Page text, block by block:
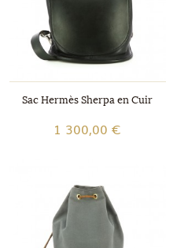
Sac Hermès Sherpa en Cuir
1 300,00 €